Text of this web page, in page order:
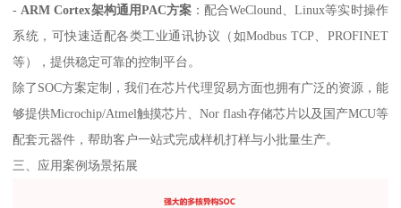
-ARM Cortex架构通用PAC方案 ：配合WeClound、Linux等实时操作
系统，可快速适配各类工业通讯协议（如Modbus TCP、PROFINET
等），提供稳定可靠的控制平台。
除了SOC方案定制，我们在芯片代理贸易方面也拥有广泛的资源，能
够提供Microchip/Atmel触摸芯片、Nor flash存储芯片以及国产MCU等
配套元器件，帮助客户一站式完成样机打样与小批量生产。
三、应用案例场景拓展